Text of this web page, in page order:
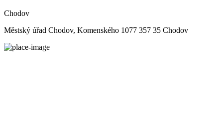
Chodov
Městský úřad Chodov, Komenského 1077 357 35 Chodov